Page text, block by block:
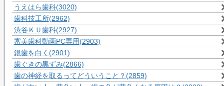
うえはら歯科(3020)
歯科技工所(2962)
渋谷ＫＵ歯科(2927)
審美歯科動画PC専用(2903)
銀歯を白く (2901)
歯ぐきの黒ずみ(2866)
歯の神経を取るってどういうこと？ (2859)